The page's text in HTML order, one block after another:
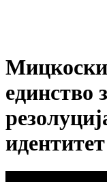
единство
идентитет